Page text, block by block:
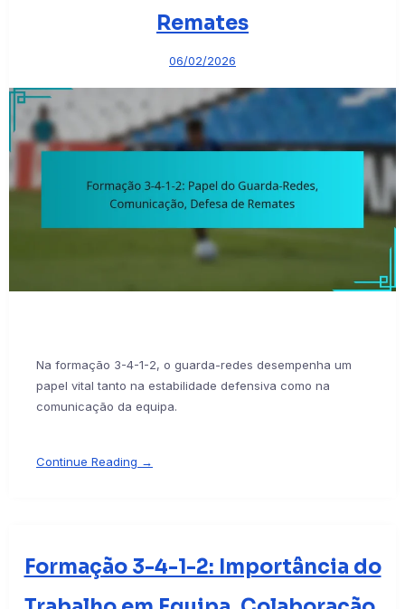
Remates
06/02/2026
Na formação 3-4-1-2, o guarda-redes desempenha um
papel vital tanto na estabilidade defensiva como na
comunicação da equipa.
Continue Reading →
Formação 3-4-1-2: Importância do